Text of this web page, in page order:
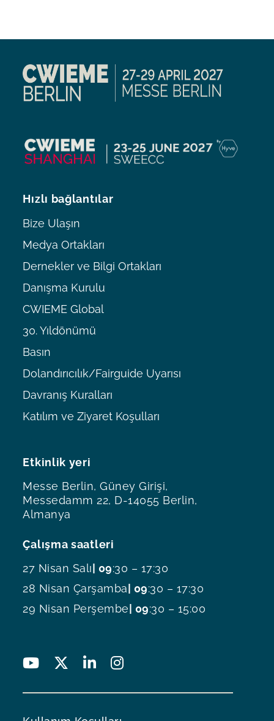
Etkinlik yeri
Messe Berlin, Güney Girişi,
Messedamm 22, D-14055 Berlin,
Almanya
Çalışma saatleri
27 Nisan Salı | 09:30 – 17:30
28 Nisan Çarşamba | 09:30 – 17:30
29 Nisan Perşembe | 09:30 – 15:00
Hızlı bağlantılar
Bize Ulaşın
Medya Ortakları
Dernekler ve Bilgi Ortakları
Danışma Kurulu
CWIEME Global
30. Yıldönümü
Basın
Dolandırıcılık/Fairguide Uyarısı
Davranış Kuralları
Katılım ve Ziyaret Koşulları